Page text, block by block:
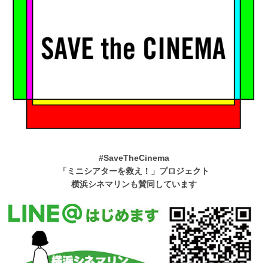
#SaveTheCinema
「ミニシアターを救え！」プロジェクト
横浜シネマリンも賛同しています